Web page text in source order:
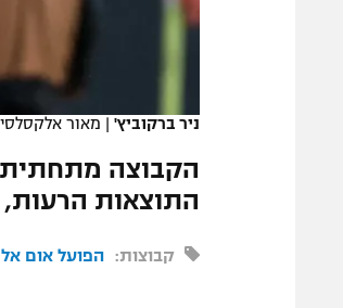
לוח דרושים – ג'ובנט
ניר ברקוביץ' | מאור אלקסלסי
הקבוצה מתחתית
התוצאות
קבוצות: הפועל אום